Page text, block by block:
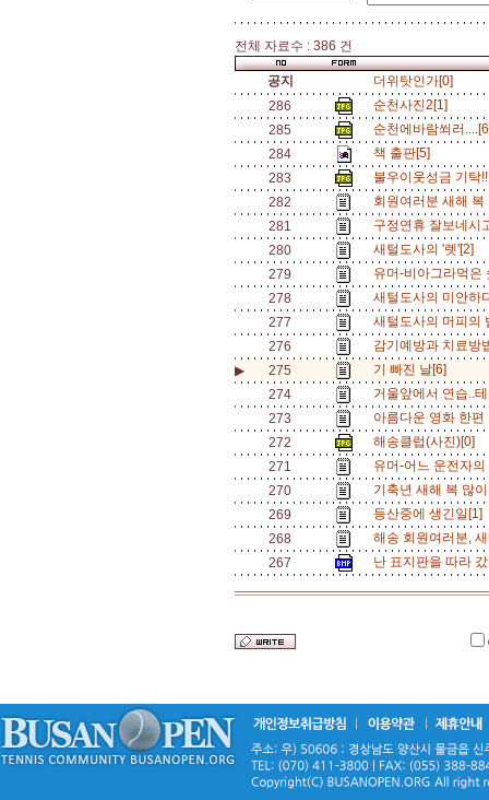
전체 자료수 : 386 건
공지
더위탓인가[0]
286
순천사진2[1]
285
순천에바람쐬러
284
책 출판[5]
283
불우이웃성금 기탁
282
회원여러분 새해
281
구정연휴 잘보네시
280
새털도사의 '렛'[2]
279
유머-비아그라먹
278
새털도사의 미안하
277
새털도사의 머피의
276
감기예방과 치료
▶
275
기 빠진 날[6]
274
거울앞에서 연습..
273
아름다운 영화 한
272
해송클럽(사진)[0]
271
유머-어느 운전자
270
기축년 새해 복 많
269
등산중에 생긴일[1]
268
해송 회원여러분,
267
난 표지판을 따라